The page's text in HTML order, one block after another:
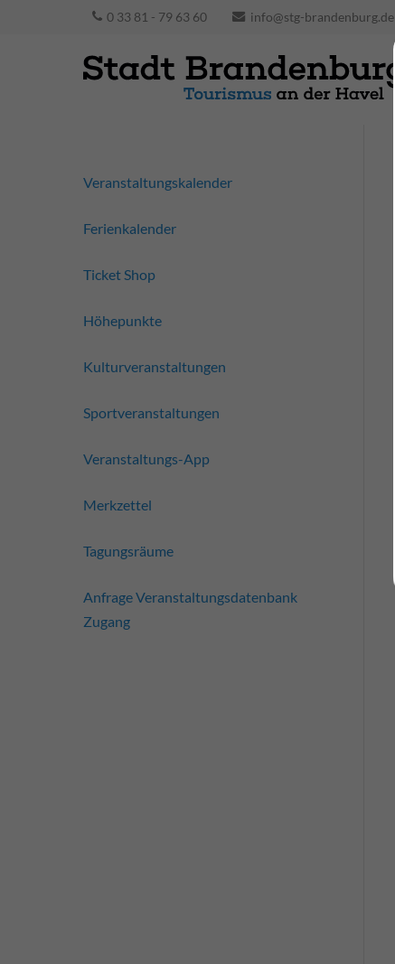
0 33 81 - 79 63 60 info@stg-brandenburg.de
Veranstaltungskalender
Ferienkalender
Ticket Shop
Höhepunkte
Kulturveranstaltungen
Sportveranstaltungen
Veranstaltungs-App
Merkzettel
Tagungsräume
Anfrage Veranstaltungsdatenbank
Zugang